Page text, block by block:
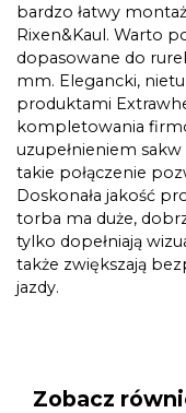
bardzo łatwy
Rixen&Kaul. Warto
dopasowane do
mm. Elegancki,
produktami
kompletowania
uzupełnieniem
takie połączenie
Doskonała jakość
torba ma duże,
tylko dopełniają
także zwiększają
jazdy.
Zobacz